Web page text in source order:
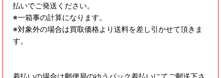
払いでご発送ください。
※一箱事の計算になります。
※対象外の場合は買取価格より送料を差し引かせて頂きま
す。